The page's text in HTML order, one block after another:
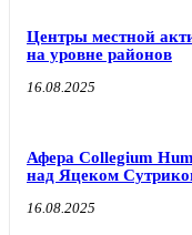
Центры местной
на уровне районов
16.08.2025
Афера Collegium
над Яцеком
16.08.2025